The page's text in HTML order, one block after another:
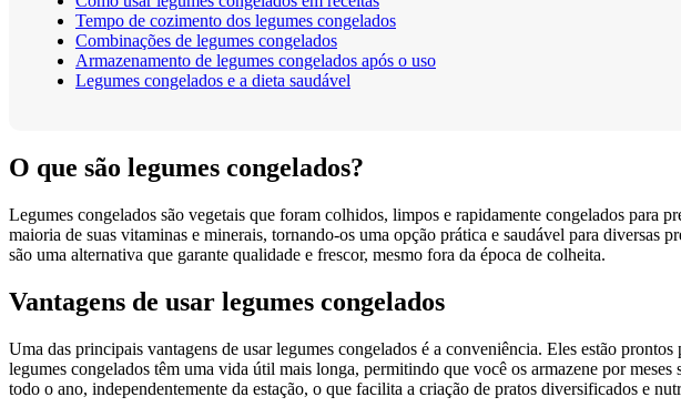
Tempo de cozimento dos legumes congelados
Combinações de legumes congelados
Armazenamento de legumes congelados após o uso
Legumes congelados e a dieta saudável
O que são legumes congelados?
Legumes congelados são vegetais que foram colhidos, limpos e rapidamente congelados para
maioria de suas vitaminas e minerais, tornando-os uma opção prática e saudável para
são uma alternativa que garante qualidade e frescor, mesmo fora da época de colheita.
Vantagens de usar legumes congelados
Uma das principais vantagens de usar legumes congelados é a conveniência. Eles estão
legumes congelados têm uma vida útil mais longa, permitindo que você os armazene por
todo o ano, independentemente da estação, o que facilita a criação de pratos diversificados e